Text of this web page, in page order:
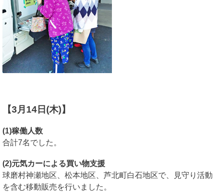
【3月14日(木)】
(1)稼働人数
合計7名でした。
(2)元気カーによる買い物支援
球磨村神瀬地区、松本地区、芦北町白石地区で、見守り活動
を含む移動販売を行いました。